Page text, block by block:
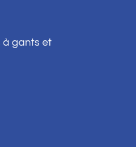
à gants et